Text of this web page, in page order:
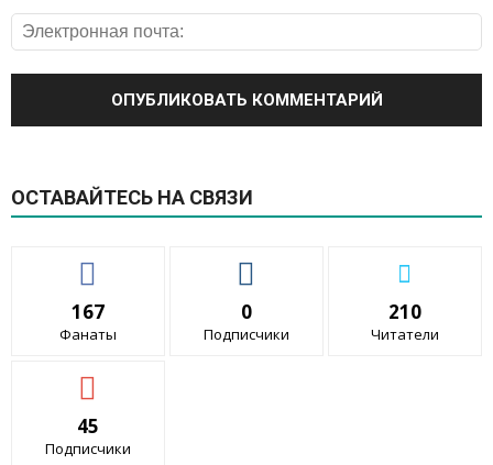
ОСТАВАЙТЕСЬ НА СВЯЗИ
167
Фанаты
0
Подписчики
210
Читатели
45
Подписчики